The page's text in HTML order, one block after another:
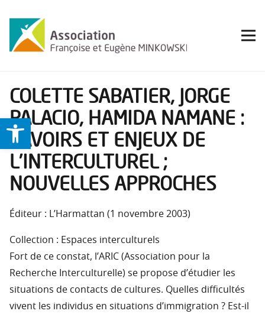
Ouvrir la barre d’outils
COLETTE SABATIER, JORGE
PALACIO, HAMIDA NAMANE :
SAVOIRS ET ENJEUX DE
L’INTERCULTUREL ;
NOUVELLES APPROCHES
Éditeur : L’Harmattan (1 novembre 2003)
Collection : Espaces interculturels
Fort de ce constat, l’ARIC (Association pour la
Recherche Interculturelle) se propose d’étudier les
situations de contacts de cultures. Quelles difficultés
vivent les individus en situations d’immigration ? Est-il